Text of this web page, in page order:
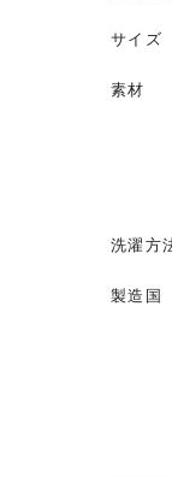
サイズ
素材
洗濯方
製造国